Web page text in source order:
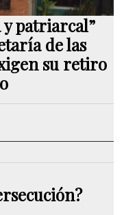
y patriarcal”
de las
su retiro